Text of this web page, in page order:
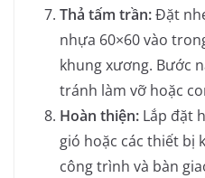
Thả tấm trần:Đặt
nhựa 60×60 vào
khung xương. Bước
tránh làm vỡ hoặc
Hoàn thiện: Lắp đặt
gió hoặc các thiết bị
công trình và bàn